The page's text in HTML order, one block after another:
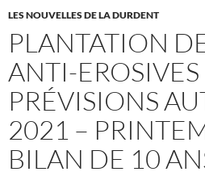
LES NOUVELLES DE LA DURDENT
PLANTATION
ANTI-EROSIVES
PRÉVISIONS
2021 –
BILAN DE 10